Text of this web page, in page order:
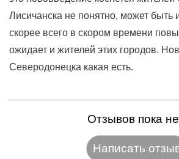
Лисичанска не понятно, может быть
скорее всего в скором времени
ожидает и жителей этих городов.
Северодонецка какая есть.
Отзывов пока